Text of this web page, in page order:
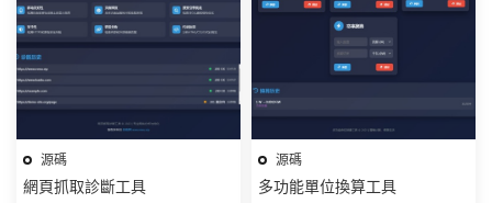
源碼
網頁抓取診斷工具
源碼
多功能單位換算工具